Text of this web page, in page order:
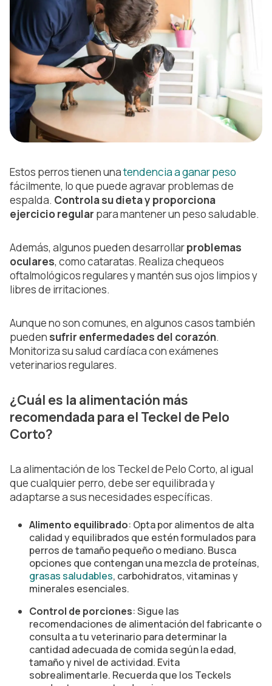
Estos perros tienen unatendencia a ganar peso
fácilmente, lo que puede agravar problemas de
espalda. Controla su dieta y proporciona
ejercicio regular para mantener un peso saludable.
Además, algunos pueden desarrollarproblemas
oculares, como cataratas. Realiza chequeos
oftalmológicos regulares y mantén sus ojos limpios y
libres de irritaciones.
Aunque no son comunes, en algunos casos también
pueden sufrir enfermedades del corazón.
Monitoriza su salud cardíaca con exámenes
veterinarios regulares.
¿Cuál es la alimentación más
recomendada para el Teckel de Pelo
Corto?
La alimentación de los Teckel de Pelo Corto, al igual
que cualquier perro, debe ser equilibrada y
adaptarse a sus necesidades específicas.
Alimento equilibrado: Opta por alimentos de alta
calidad y equilibrados que estén formulados para
perros de tamaño pequeño o mediano. Busca
opciones que contengan una mezcla de proteínas,
grasas saludables, carbohidratos, vitaminas y
minerales esenciales.
Control de porciones: Sigue las
recomendaciones de alimentación del fabricante o
consulta a tu veterinario para determinar la
cantidad adecuada de comida según la edad,
tamaño y nivel de actividad. Evita
sobrealimentarle. Recuerda que los Teckels